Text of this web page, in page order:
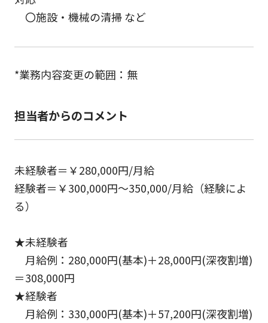
〇施設・機械の清掃 など
*業務内容変更の範囲：無
担当者からのコメント
未経験者＝￥280,000円/月給
経験者＝￥300,000円～350,000/月給（経験によ
る）
★未経験者
月給例：280,000円(基本)＋28,000円(深夜割増)
＝308,000円
★経験者
月給例：330,000円(基本)＋57,200円(深夜割増)